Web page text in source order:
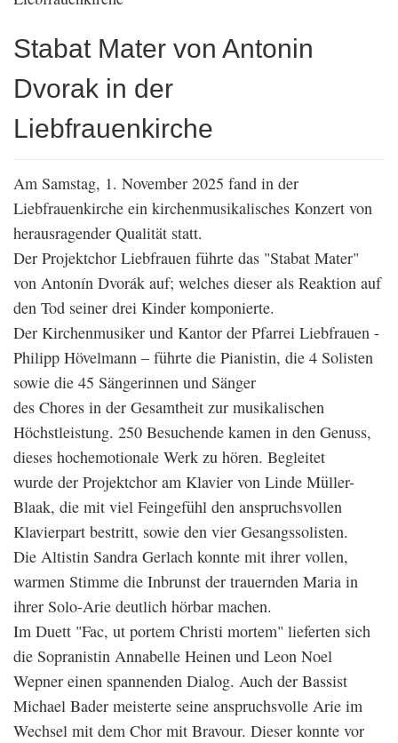
Stabat Mater von Antonin
Dvorak in der
Liebfrauenkirche
Am Samstag, 1. November 2025 fand in der
Liebfrauenkirche ein kirchenmusikalisches Konzert von
herausragender Qualität statt.
Der Projektchor Liebfrauen führte das "Stabat Mater"
von Antonín Dvorák auf; welches dieser als Reaktion auf
den Tod seiner drei Kinder komponierte.
Der Kirchenmusiker und Kantor der Pfarrei Liebfrauen -
Philipp Hövelmann – führte die Pianistin, die 4 Solisten
sowie die 45 Sängerinnen und Sänger
des Chores in der Gesamtheit zur musikalischen
Höchstleistung. 250 Besuchende kamen in den Genuss,
dieses hochemotionale Werk zu hören. Begleitet
wurde der Projektchor am Klavier von Linde Müller-
Blaak, die mit viel Feingefühl den anspruchsvollen
Klavierpart bestritt, sowie den vier Gesangssolisten.
Die Altistin Sandra Gerlach konnte mit ihrer vollen,
warmen Stimme die Inbrunst der trauernden Maria in
ihrer Solo-Arie deutlich hörbar machen.
Im Duett "Fac, ut portem Christi mortem" lieferten sich
die Sopranistin Annabelle Heinen und Leon Noel
Wepner einen spannenden Dialog. Auch der Bassist
Michael Bader meisterte seine anspruchsvolle Arie im
Wechsel mit dem Chor mit Bravour. Dieser konnte vor